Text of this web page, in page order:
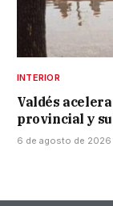
INTERIOR
Valdés
provincial y
6 de agosto de 2026